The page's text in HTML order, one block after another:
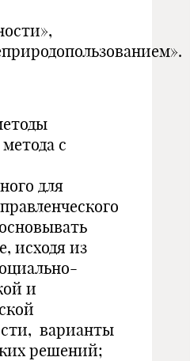
с
для
исходя из
и
варианты
решений;